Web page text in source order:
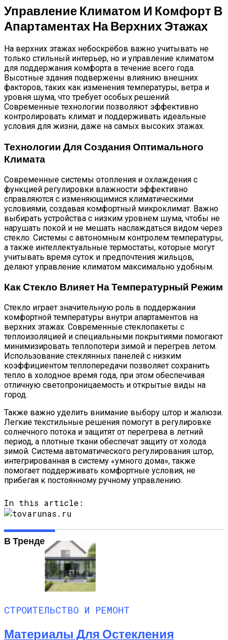
Управление Климатом И Комфорт В
Апартаментах На Верхних Этажах
На верхних этажах небоскрёбов важно учитывать не
только стильный интерьер, но и управление климатом
для поддержания комфорта в течение всего года.
Высотные здания подвержены влиянию внешних
факторов, таких как изменения температуры, ветра и
уровня шума, что требует особых решений.
Современные технологии позволяют эффективно
контролировать климат и поддерживать идеальные
условия для жизни, даже на самых высоких этажах.
Технологии Для Создания Оптимального
Климата
Современные системы отопления и охлаждения с
функцией регулировки влажности эффективно
справляются с изменяющимися климатическими
условиями, создавая комфортный микроклимат. Важно
выбирать устройства с низким уровнем шума, чтобы не
нарушать покой и не мешать наслаждаться видом через
стекло. Системы с автономным контролем температуры,
а также интеллектуальные термостаты, которые могут
учитывать время суток и предпочтения жильцов,
делают управление климатом максимально удобным.
Как Стекло Влияет На Температурный Режим
Стекло играет значительную роль в поддержании
комфортной температуры внутри апартаментов на
верхних этажах. Современные стеклопакеты с
теплоизоляцией и специальными покрытиями помогают
минимизировать теплопотери зимой и перегрев летом.
Использование стеклянных панелей с низким
коэффициентом теплопередачи позволяет сохранить
тепло в холодное время года, при этом обеспечивая
отличную светопроницаемость и открытые виды на
город.
Также важно уделить внимание выбору штор и жалюзи.
Легкие текстильные решения помогут в регулировке
солнечного потока и защитят от перегрева в летний
период, а плотные ткани обеспечат защиту от холода
зимой. Система автоматического регулирования штор,
интегрированная в систему «умного дома», также
помогает поддерживать комфортные условия, не
прибегая к постоянному ручному управлению.
In this article:
В Тренде
СТРОИТЕЛЬСТВО И РЕМОНТ
Материалы Для Остекления